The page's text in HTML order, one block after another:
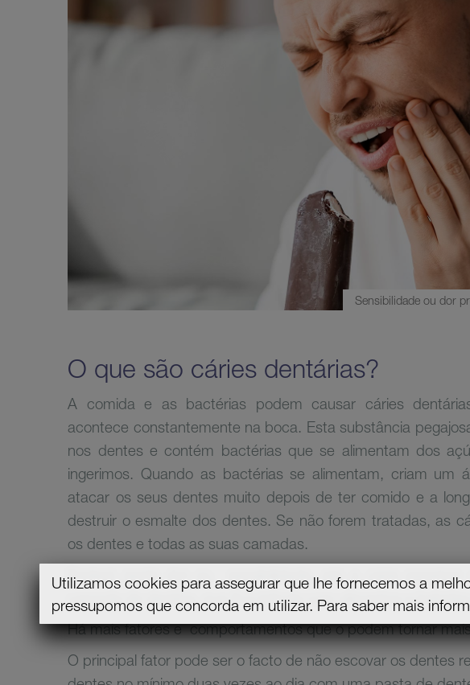
Sensibilidade ou dor
O que são cáries dentárias?
A comida e as bactérias podem causar cáries
acontece constantemente na boca. Esta substância
nos dentes e contém bactérias que se alimentam dos
ingerimos. Quando as bactérias se alimentam, criam um
atacar os seus dentes muito depois de ter comido e a
destruir o esmalte dos dentes. Se não forem tratadas, as
os dentes e todas as suas camadas.
Poderá sentir dor ou
sensibilidade, até a cárie
camada de dentina, que fica irritada com alimentos e
Há mais fatores e comportamentos que o podem tornar
O principal fator pode ser o facto de não escovar os dentes
Utilizamos cookies para assegurar que lhe fornecemos a
pressupomos que concorda em utilizar. Para saber mais